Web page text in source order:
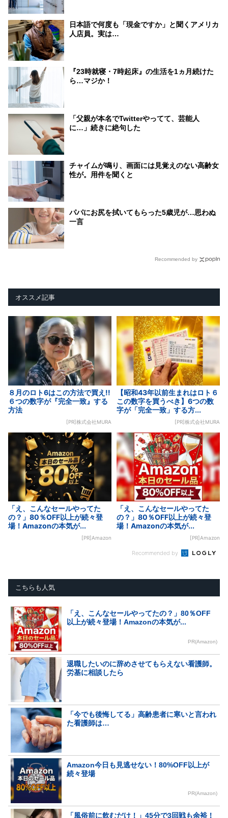
日本語で何度も「現金ですか」と聞くアメリカ
人店員。実は…
『23時就寝・7時起床』の生活を1ヵ月続けた
ら…マジか！
「父親が本名でTwitterやってて、芸能人
に…」続きに絶句した
チャイムが鳴り、画面には見覚えのない高齢女
性が。用件を聞くと
パパにお尻を拭いてもらった5歳児が…思わぬ
一言
Recommended by
オススメ記事
８月のロト6はこの方法で買え!!
６つの数字が『完全一致』する
方法
[PR]株式会社MURA
【昭和43年以前生まれはロト６
この数字を買うべき】6つの数
字が「完全一致」する方...
[PR]株式会社MURA
「え、こんなセールやってた
の？」80％OFF以上が続々登
場！Amazonの本気が...
[PR]Amazon
「え、こんなセールやってた
の？」80％OFF以上が続々登
場！Amazonの本気が...
[PR]Amazon
Recommended by
こちらも人気
「え、こんなセールやってたの？」80％OFF
以上が続々登場！Amazonの本気が...
PR(Amazon)
退職したいのに辞めさせてもらえない看護師。
労基に相談したら
「今でも後悔してる」高齢患者に寒いと言われ
た看護師は…
Amazon今日も見逃せない！80%OFF以上が
続々登場
PR(Amazon)
「風俗前に飲むだけ！」45分で3回戦も余裕！